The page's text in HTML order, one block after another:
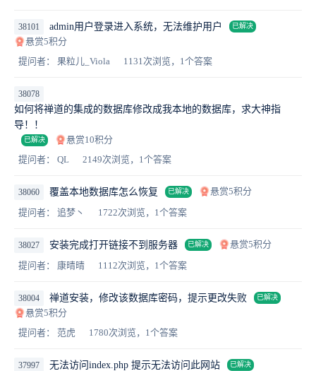
38101 admin用户登录进入系统，无法维护用户 已解决
悬赏5积分
提问者： 果粒儿_Viola
1131次浏览，1个答案
38078
如何将禅道的集成的数据库修改成我本地的数据库，求大神指
导！！
已解决
悬赏10积分
提问者： QL
2149次浏览，1个答案
38060 覆盖本地数据库怎么恢复 已解决
悬赏5积分
提问者： 追梦丶
1722次浏览，1个答案
38027 安装完成打开链接不到服务器 已解决
悬赏5积分
提问者： 康晴晴
1112次浏览，1个答案
38004 禅道安装，修改该数据库密码，提示更改失败 已解决
悬赏5积分
提问者： 范虎
1780次浏览，1个答案
37997 无法访问index.php 提示无法访问此网站 已解决